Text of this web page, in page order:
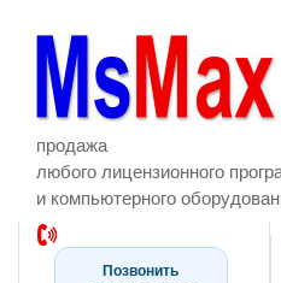
продажа
любого лицензионного
и компьютерного
Позвонить